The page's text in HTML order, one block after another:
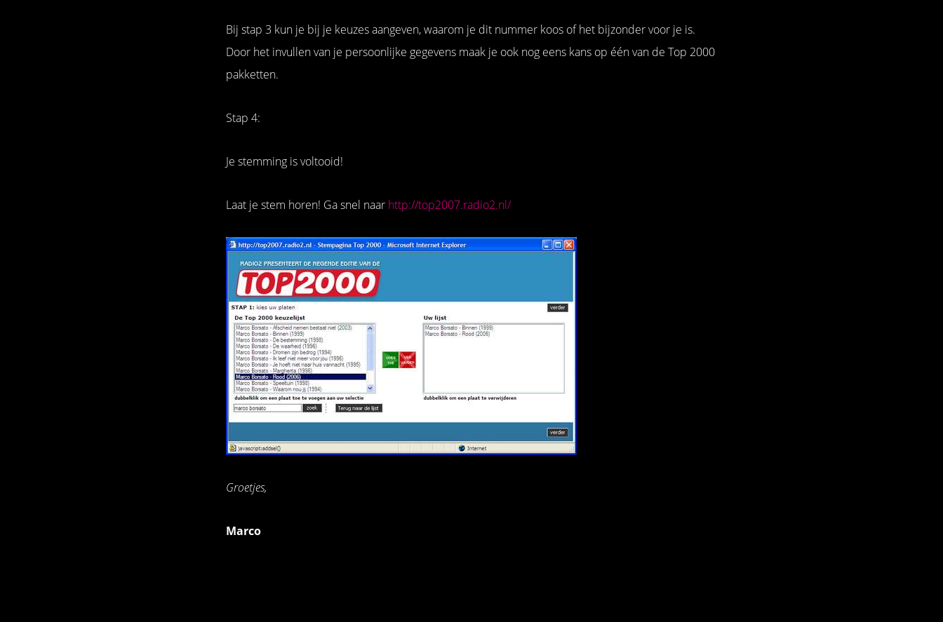
Bij stap 3 kun je bij je keuzes aangeven, waarom je dit nummer koos of het bijzonder voor je is.
Door het invullen van je persoonlijke gegevens maak je ook nog eens kans op één van de Top 2000
pakketten.
Stap 4:
Je stemming is voltooid!
Laat je stem horen! Ga snel naar http://top2007.radio2.nl/
Groetjes,
Marco